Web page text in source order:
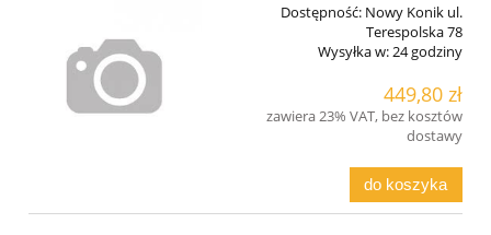
Dostępność: Nowy Konik ul.
Terespolska 78
Wysyłka w: 24 godziny
449,80 zł
zawiera 23% VAT, bez kosztów
dostawy
do koszyka